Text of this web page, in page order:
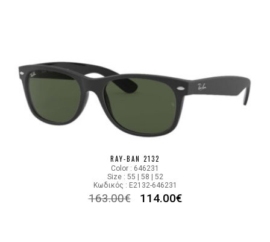
RAY-BAN 2132
Color : 646231
Size : 55 | 58 | 52
Κωδικός : E2132-646231
163.00€ 114.00€